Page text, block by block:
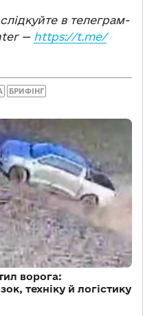
в телеграм-
— https://t.me/
БРИФІНГ
ворога:
техніку й логістику